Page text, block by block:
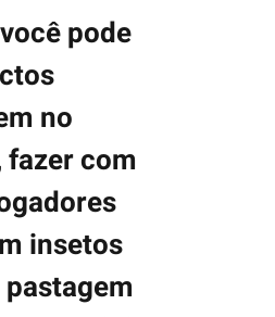
pode
no
com
insetos